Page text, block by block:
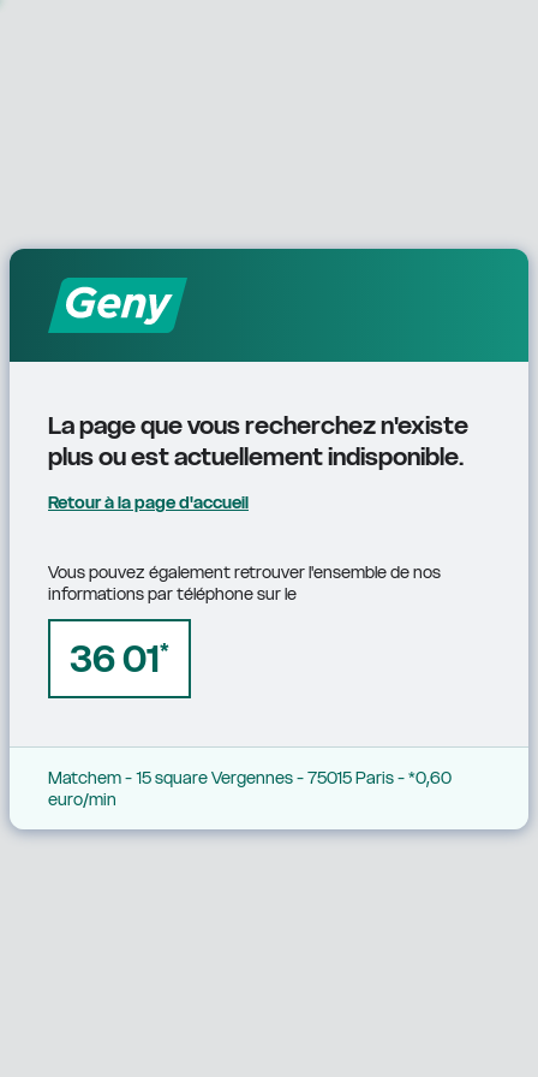
La page que vous recherchez n'existe
plus ou est actuellement indisponible.
Retour à la page d'accueil
Vous pouvez également retrouver l'ensemble de nos
informations par téléphone sur le
36 01*
Matchem - 15 square Vergennes - 75015 Paris - *0,60
euro/min